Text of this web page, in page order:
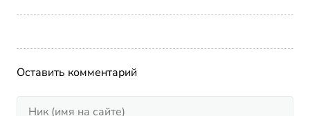
Оставить комментарий